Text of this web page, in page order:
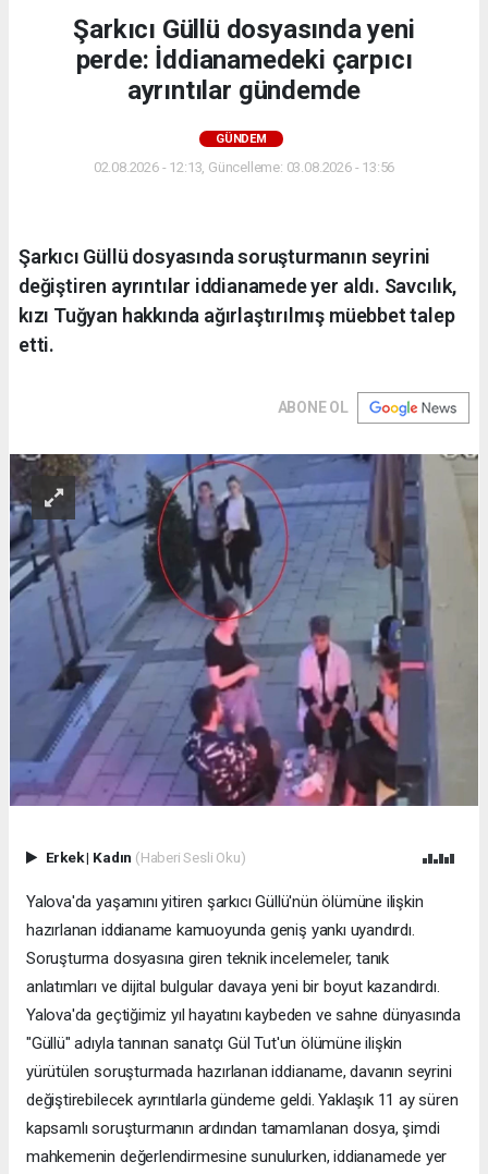
Şarkıcı Güllü dosyasında yeni
perde: İddianamedeki çarpıcı
ayrıntılar gündemde
GÜNDEM
02.08.2026 - 12:13, Güncelleme: 03.08.2026 - 13:56
Şarkıcı Güllü dosyasında soruşturmanın seyrini
değiştiren ayrıntılar iddianamede yer aldı. Savcılık,
kızı Tuğyan hakkında ağırlaştırılmış müebbet talep
etti.
ABONE OL
Erkek| Kadın (Haberi Sesli Oku)
Yalova'da yaşamını yitiren şarkıcı Güllü'nün ölümüne ilişkin
hazırlanan iddianame kamuoyunda geniş yankı uyandırdı.
Soruşturma dosyasına giren teknik incelemeler, tanık
anlatımları ve dijital bulgular davaya yeni bir boyut kazandırdı.
Yalova'da geçtiğimiz yıl hayatını kaybeden ve sahne dünyasında
"Güllü" adıyla tanınan sanatçı Gül Tut'un ölümüne ilişkin
yürütülen soruşturmada hazırlanan iddianame, davanın seyrini
değiştirebilecek ayrıntılarla gündeme geldi. Yaklaşık 11 ay süren
kapsamlı soruşturmanın ardından tamamlanan dosya, şimdi
mahkemenin değerlendirmesine sunulurken, iddianamede yer